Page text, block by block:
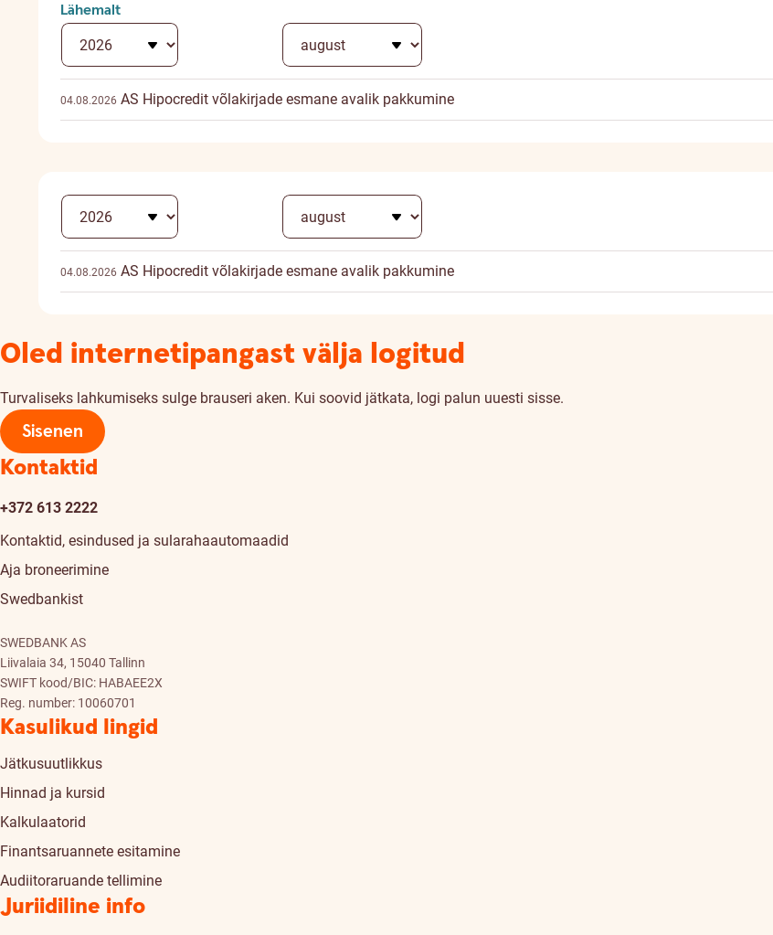
Lähemalt
04.08.2026 AS Hipocredit võlakirjade esmane avalik pakkumine
04.08.2026 AS Hipocredit võlakirjade esmane avalik pakkumine
Oled internetipangast välja logitud
Turvaliseks lahkumiseks sulge brauseri aken. Kui soovid jätkata, logi palun uuesti sisse.
Sisenen
Kontaktid
+372 613 2222
Kontaktid, esindused ja sularahaautomaadid
Aja broneerimine
Swedbankist
SWEDBANK AS
Liivalaia 34, 15040 Tallinn
SWIFT kood/BIC: HABAEE2X
Reg. number: 10060701
Kasulikud lingid
Jätkusuutlikkus
Hinnad ja kursid
Kalkulaatorid
Finantsaruannete esitamine
Audiitoraruande tellimine
Juriidiline info